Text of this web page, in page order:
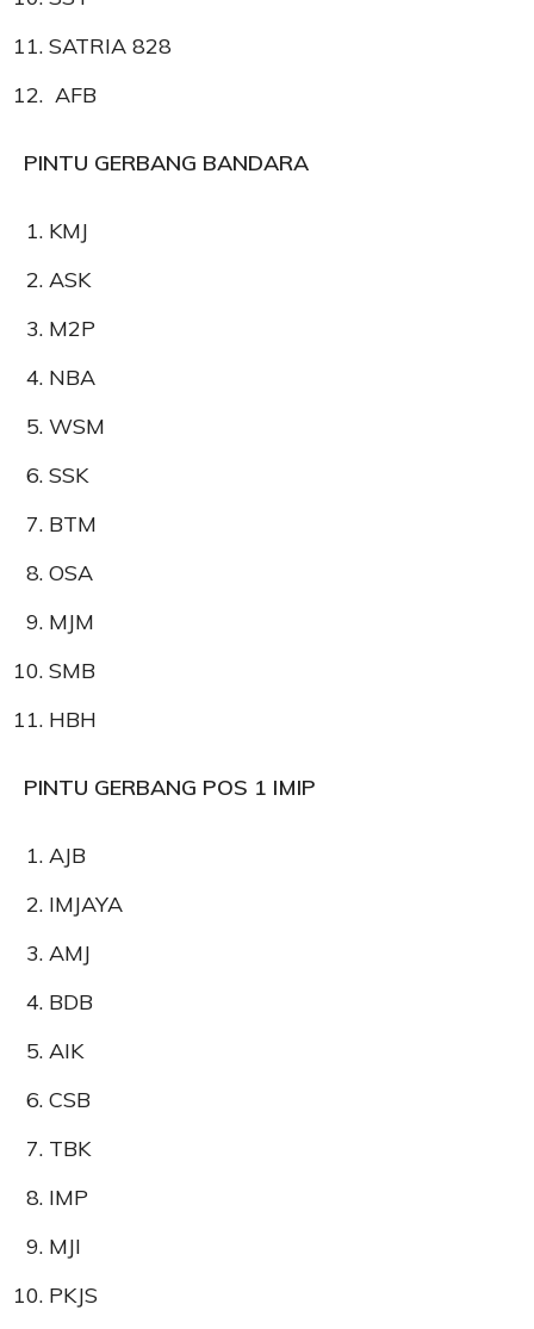
⁠SATRIA 828
AFB
PINTU GERBANG BANDARA
KMJ
ASK
M2P
NBA
WSM
SSK
BTM
OSA
MJM
SMB
HBH
PINTU GERBANG POS 1 IMIP
AJB
IMJAYA
AMJ
BDB
AIK
CSB
TBK
IMP
MJI
PKJS